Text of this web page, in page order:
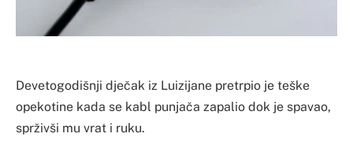
Devetogodišnji dječak iz Luizijane pretrpio je teške
opekotine kada se kabl punjača zapalio dok je spavao,
sprživši mu vrat i ruku.